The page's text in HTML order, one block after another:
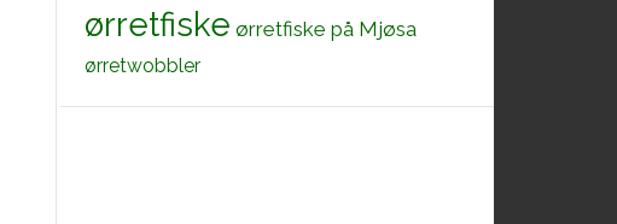
ørretfiske ørretfiske på Mjøsa
ørretwobbler